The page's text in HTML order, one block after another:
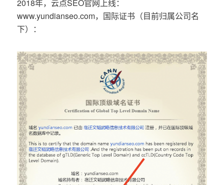
2018年，云点SEO官网上线：
www.yundianseo.com，国际证书（目前归属公司名
下）：